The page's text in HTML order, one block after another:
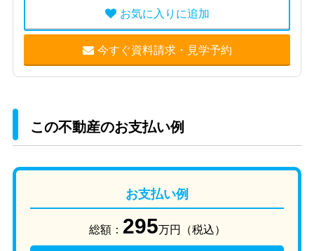
お気に入りに追加
今すぐ資料請求・見学予約
この不動産のお支払い例
お支払い例
総額： 295万円（税込）